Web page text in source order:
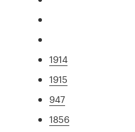
1914
1915
947
1856